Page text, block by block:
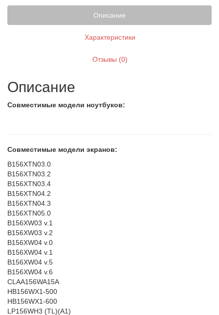
Описание
Характеристики
Отзывы (0)
Описание
Совместимые модели ноутбуков:
Совместимые модели экранов:
B156XTN03.0
B156XTN03.2
B156XTN03.4
B156XTN04.2
B156XTN04.3
B156XTN05.0
B156XW03 v.1
B156XW03 v.2
B156XW04 v.0
B156XW04 v.1
B156XW04 v.5
B156XW04 v.6
CLAA156WA15A
HB156WX1-500
HB156WX1-600
LP156WH3 (TL)(A1)